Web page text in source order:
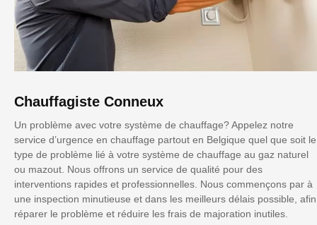
Chauffagiste Conneux
Un problème avec votre système de chauffage? Appelez notre
service d’urgence en chauffage partout en Belgique quel que soit le
type de problème lié à votre système de chauffage au gaz naturel
ou mazout. Nous offrons un service de qualité pour des
interventions rapides et professionnelles. Nous commençons par à
une inspection minutieuse et dans les meilleurs délais possible, afin
réparer le problème et réduire les frais de majoration inutiles.